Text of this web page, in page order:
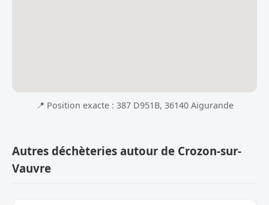
📍 Position exacte : 387 D951B, 36140 Aigurande
Autres déchèteries autour de Crozon-sur-
Vauvre